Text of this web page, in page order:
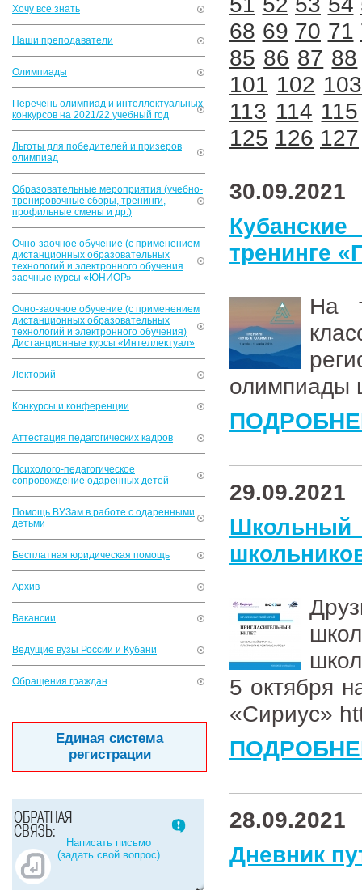
Хочу все знать
Наши преподаватели
Олимпиады
Перечень олимпиад и интеллектуальных
конкурсов на 2021/22 учебный год
Льготы для победителей и призеров
олимпиад
Образовательные мероприятия (учебно-
тренировочные сборы, тренинги,
профильные смены и др.)
Очно-заочное обучение (с применением
дистанционных образовательных
технологий и электронного обучения
заочные курсы «ЮНИОР»
Очно-заочное обучение (с применением
дистанционных образовательных
технологий и электронного обучения)
Дистанционные курсы «Интеллектуал»
Лекторий
Конкурсы и конференции
Аттестация педагогических кадров
Психолого-педагогическое
сопровождение одаренных детей
Помощь ВУЗам в работе с одаренными
детьми
Бесплатная юридическая помощь
Архив
Вакансии
Ведущие вузы России и Кубани
Обращения граждан
Единая система
регистрации
Написать письмо
(задать свой вопрос)
68 69 70 71
85 86 87 88
101 102 103
113 114 115
125 126 127
30.09.2021
тренинге
На
олимпиады
29.09.2021
Школьный
5 октября
«Сириус»
28.09.2021
Дневник